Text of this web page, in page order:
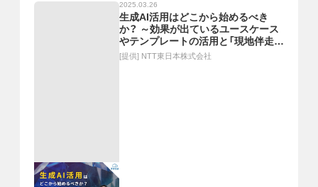
2025.03.26
生成AI活用はどこから始めるべき
か？ ～効果が出ているユースケース
やテンプレートの活用と「現地伴走」
の重要性～
[提供] NTT東日本株式会社